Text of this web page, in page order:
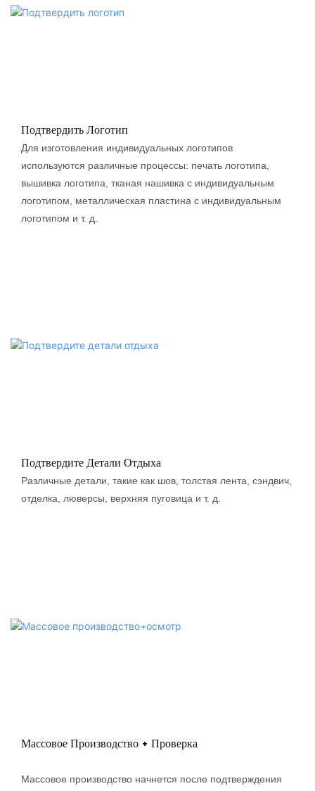
Подтвердить Логотип
Для изготовления индивидуальных логотипов
используются различные процессы: печать логотипа,
вышивка логотипа, тканая нашивка с индивидуальным
логотипом, металлическая пластина с индивидуальным
логотипом и т. д.
Подтвердите Детали Отдыха
Различные детали, такие как шов, толстая лента, сэндвич,
отделка, люверсы, верхняя пуговица и т. д.
Массовое Производство + Проверка
Массовое производство начнется после подтверждения